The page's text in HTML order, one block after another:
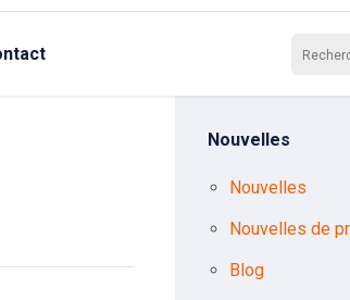
Nouvelles
Nouvelles
Nouvelles de
Blog